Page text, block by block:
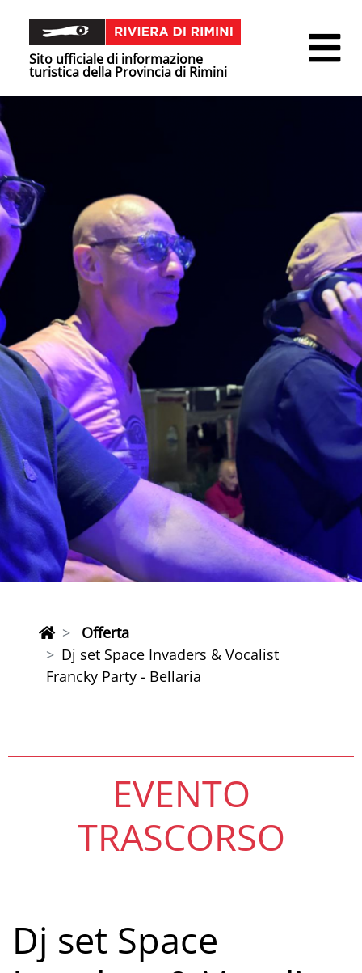
Sito ufficiale di informazione
turistica della Provincia di Rimini
Offerta
Dj set Space Invaders & Vocalist
Francky Party - Bellaria
EVENTO
TRASCORSO
Dj set Space